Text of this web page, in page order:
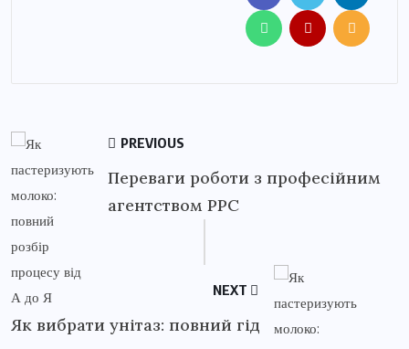
PREVIOUS
Переваги роботи з професійним
агентством PPC
NEXT
Як вибрати унітаз: повний гід